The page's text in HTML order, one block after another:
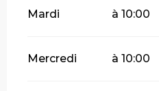
Mardi à 10:00
Mercredi à 10:00